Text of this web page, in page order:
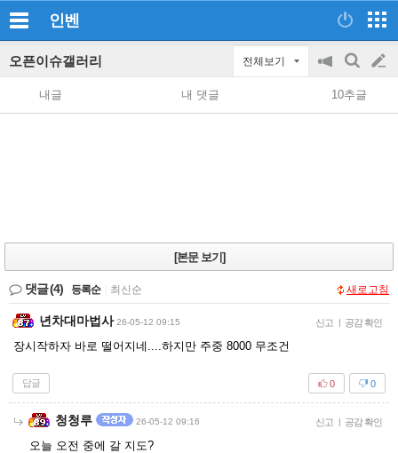
인벤
오픈이슈갤러리 전체보기
공
지
on/off
검
색
글
쓰
내글 내 댓글 10추글
[본문 보기]
댓글(4) 등록순 최신순 새로고침
년차대마법사 26-05-12 09:15 신고 | 공감 확인
장시작하자 바로 떨어지네....하지만 주중 8000 무조건
답글 0
0
청청루 26-05-12 09:16 신고 | 공감 확인
오늘 오전 중에 갈 지도?